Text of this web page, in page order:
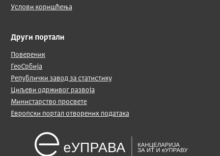
Услови коришћења
Други портали
Повереник
ГеоСрбија
Републички завод за статистику
Циљеви одрживог развоја
Министарство просвете
Европски портал отворених података